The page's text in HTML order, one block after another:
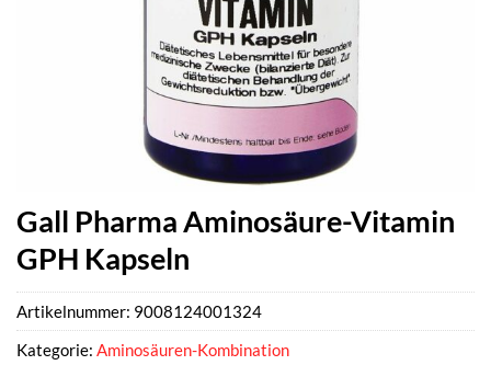
Gall Pharma Aminosäure-Vitamin
GPH Kapseln
Artikelnummer: 9008124001324
Kategorie: Aminosäuren-Kombination